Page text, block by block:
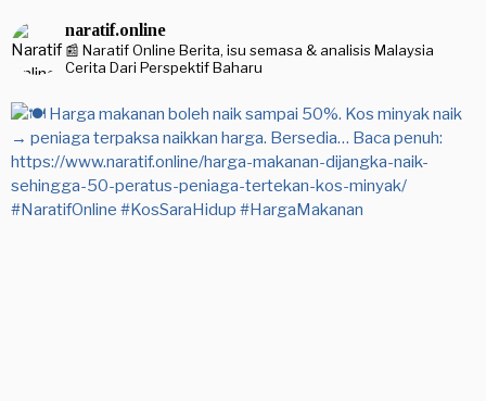
naratif.online
📰 Naratif Online Berita, isu semasa & analisis Malaysia
Cerita Dari Perspektif Baharu